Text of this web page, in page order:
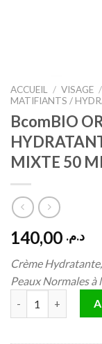
ACCUEIL / VISAGE /
MATIFIANTS /
BcomBIO
MIXTE 50
د.م.
Crème
Peaux Normales à
quantité de